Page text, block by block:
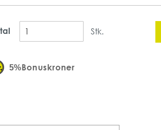
Stk.
5%Bonuskroner